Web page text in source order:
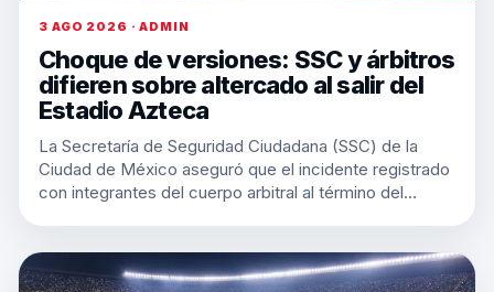
3 AGO 2026 · ADMIN
Choque de versiones: SSC y árbitros
difieren sobre altercado al salir del
Estadio Azteca
La Secretaría de Seguridad Ciudadana (SSC) de la
Ciudad de México aseguró que el incidente registrado
con integrantes del cuerpo arbitral al término del…